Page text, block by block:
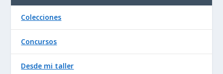
Colecciones
Concursos
Desde mi taller